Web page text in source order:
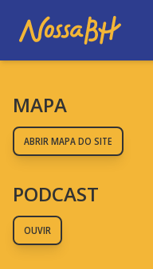
MAPA
ABRIR MAPA DO SITE
PODCAST
OUVIR